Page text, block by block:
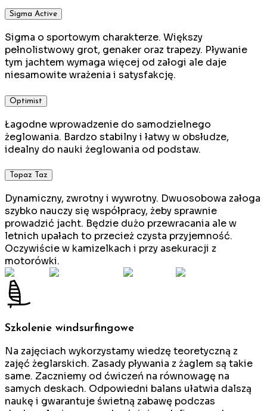
Sigma Active
Sigma o sportowym charakterze. Większy
pełnolistwowy grot, genaker oraz trapezy. Pływanie
tym jachtem wymaga więcej od załogi ale daje
niesamowite wrażenia i satysfakcję.
Optimist
Łagodne wprowadzenie do samodzielnego
żeglowania. Bardzo stabilny i łatwy w obsłudze,
idealny do nauki żeglowania od podstaw.
Topaz Taz
Dynamiczny, zwrotny i wywrotny. Dwuosobowa załoga
szybko nauczy się współpracy, żeby sprawnie
prowadzić jacht. Będzie dużo przewracania ale w
letnich upałach to przecież czysta przyjemność.
Oczywiście w kamizelkach i przy asekuracji z
motorówki.
Szkolenie windsurfingowe
Na zajęciach wykorzystamy wiedzę teoretyczną z
zajęć żeglarskich. Zasady pływania z żaglem są takie
same. Zaczniemy od ćwiczeń na równowagę na
samych deskach. Odpowiedni balans ułatwia dalszą
naukę i gwarantuje świetną zabawę podczas